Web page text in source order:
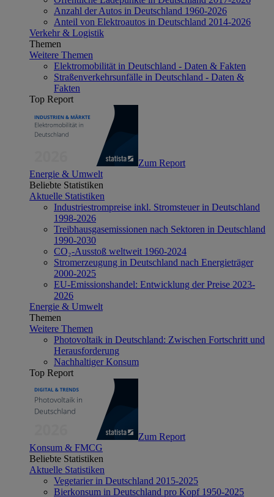
Anzahl der Autos in Deutschland 1960-2026
Anteil von Elektroautos in Deutschland 2014-2026
Verkehr & Logistik
Themen
Weitere Themen
Elektromobilität in Deutschland - Daten & Fakten
Straßenverkehrsunfälle in Deutschland - Daten &
Fakten
Top Report
Zum Report
Energie & Umwelt
Beliebte Statistiken
Aktuelle Statistiken
Industriestrompreise inkl. Stromsteuer in Deutschland
1998-2026
Treibhausgasemissionen nach Sektoren in Deutschland
1990-2030
CO₂-Ausstoß weltweit 1960-2024
Stromerzeugung in Deutschland nach Energieträger
2000-2025
EU-Emissionshandel: Entwicklung der Preise 2023-
2026
Energie & Umwelt
Themen
Weitere Themen
Photovoltaik in Deutschland: Zwischen Fortschritt und
Herausforderung
Nachhaltiger Konsum
Top Report
Zum Report
Konsum & FMCG
Beliebte Statistiken
Aktuelle Statistiken
Vegetarier in Deutschland 2015-2025
Bierkonsum in Deutschland pro Kopf 1950-2025